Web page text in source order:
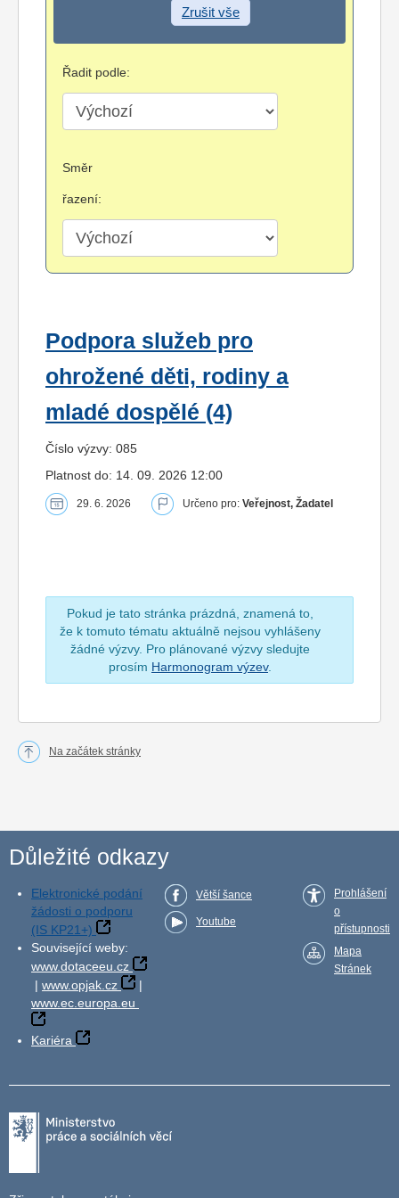
Zrušit vše
Řadit podle:
Směr
řazení:
Podpora služeb pro
ohrožené děti, rodiny a
mladé dospělé (4)
Číslo výzvy: 085
Platnost do: 14. 09. 2026 12:00
29. 6. 2026 Určeno pro: Veřejnost, Žadatel
Pokud je tato stránka prázdná, znamená to,
že k tomuto tématu aktuálně nejsou vyhlášeny
žádné výzvy. Pro plánované výzvy sledujte
prosím Harmonogram výzev.
Na začátek stránky
Důležité odkazy
Elektronické podání
žádosti o podporu
(IS KP21+)
Související weby:
www.dotaceeu.cz
| www.opjak.cz
|
www.ec.europa.eu
Kariéra
Větší šance
Youtube
Prohlášení
o
přístupnosti
Mapa
Stránek